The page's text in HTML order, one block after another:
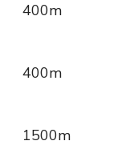
400m
400m
1500m